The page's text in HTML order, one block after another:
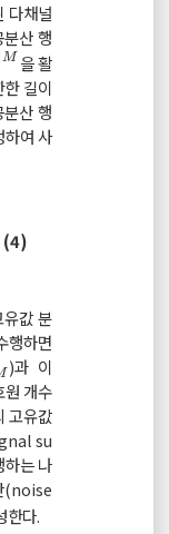
다채널
산 행
M 을 활
길이
산 행
여 사
(4)
값 분
하면
)과 이
원 개수
고유값
su
는 나
(noise
한다.